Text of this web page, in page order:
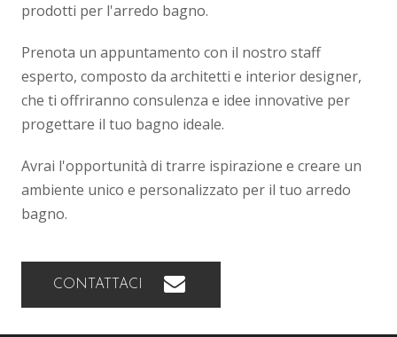
prodotti per l'arredo bagno.
Prenota un appuntamento con il nostro staff
esperto, composto da architetti e interior designer,
che ti offriranno consulenza e idee innovative per
progettare il tuo bagno ideale.
Avrai l'opportunità di trarre ispirazione e creare un
ambiente unico e personalizzato per il tuo arredo
bagno.
CONTATTACI